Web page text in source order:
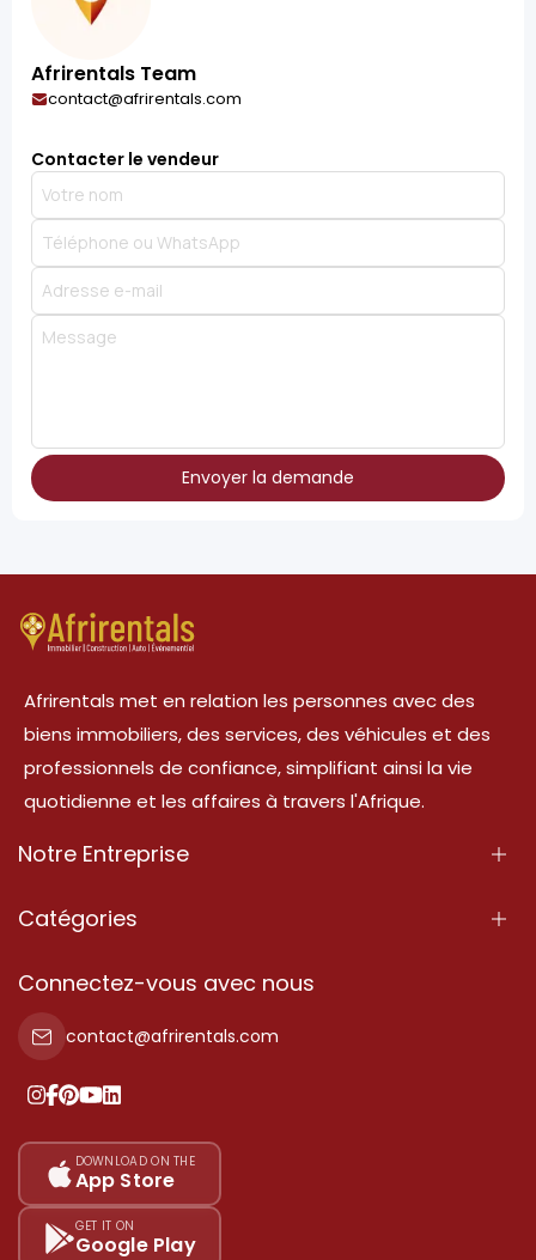
Afrirentals Team
contact@afrirentals.com
Contacter le vendeur
Envoyer la demande
Afrirentals met en relation les personnes avec des
biens immobiliers, des services, des véhicules et des
professionnels de confiance, simplifiant ainsi la vie
quotidienne et les affaires à travers l'Afrique.
Notre Entreprise
À Propos
Conditions d'Utilisation
Politique de Confidentialité
Nos tarifs
Plan du site
Catégories
Propriété
Propriété à vendre
Propriété à louer
Ajoutez votre témoignage
Connectez-vous avec nous
contact@afrirentals.com
DOWNLOAD ON THE
App Store
GET IT ON
Google Play